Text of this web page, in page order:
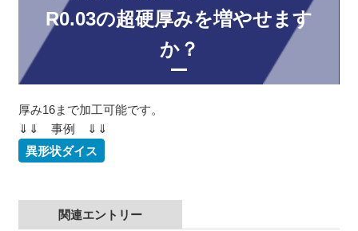
R0.03の超硬厚みを増やせます
か？
厚み16まで加工可能です。
⇓⇓ 事例 ⇓⇓
異形状ダイス
関連エントリー